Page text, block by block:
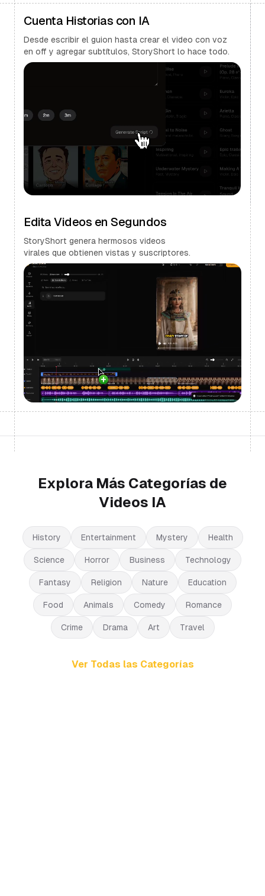
Cuenta Historias con IA
Desde escribir el guion hasta crear el video con voz
en off y agregar subtítulos, StoryShort lo hace todo.
Edita Videos en Segundos
StoryShort genera hermosos videos
virales que obtienen vistas y suscriptores.
Explora Más Categorías de
Videos IA
History Entertainment Mystery Health
Science Horror Business Technology
Fantasy Religion Nature Education
Food Animals Comedy Romance
Crime Drama Art Travel
Ver Todas las Categorías